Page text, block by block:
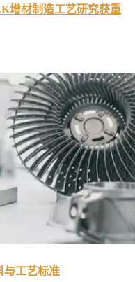
增材制造工艺研究获重
与工艺标准